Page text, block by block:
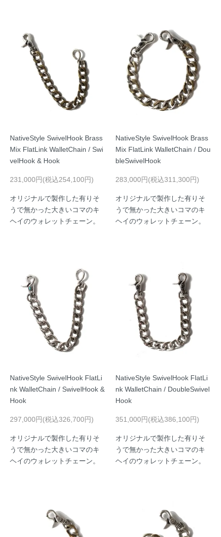
NativeStyle SwivelHook Brass
Mix FlatLink WalletChain / Swi
velHook & Hook
231,000円(税込254,100円)
オリジナルで製作した有りそ
うで無かった大きいコマのキ
ヘイのウォレットチェーン。
NativeStyle SwivelHook Brass
Mix FlatLink WalletChain / Dou
bleSwivelHook
283,000円(税込311,300円)
オリジナルで製作した有りそ
うで無かった大きいコマのキ
ヘイのウォレットチェーン。
NativeStyle SwivelHook FlatLi
nk WalletChain / SwivelHook &
Hook
297,000円(税込326,700円)
オリジナルで製作した有りそ
うで無かった大きいコマのキ
ヘイのウォレットチェーン。
NativeStyle SwivelHook FlatLi
nk WalletChain / DoubleSwivel
Hook
351,000円(税込386,100円)
オリジナルで製作した有りそ
うで無かった大きいコマのキ
ヘイのウォレットチェーン。